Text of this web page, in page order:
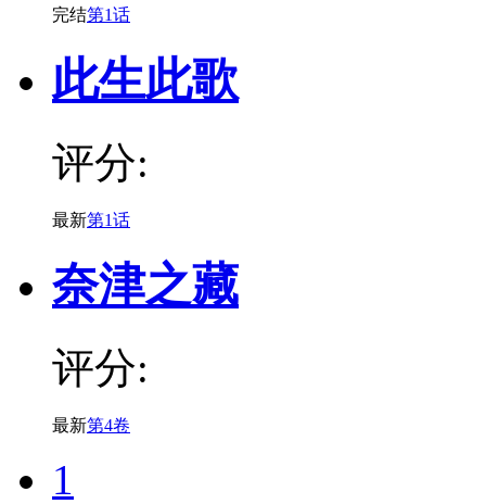
完结第1话
此生此歌
评分:
最新第1话
奈津之藏
评分:
最新第4卷
1